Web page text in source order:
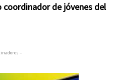
coordinador de jóvenes del
–